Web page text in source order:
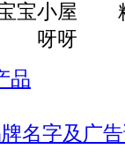
宝小屋
呀呀
名字及广